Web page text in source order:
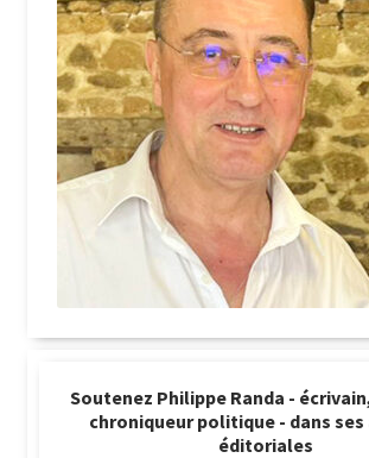
Soutenez Philippe Randa -
chroniqueur politique - dans
éditoriales